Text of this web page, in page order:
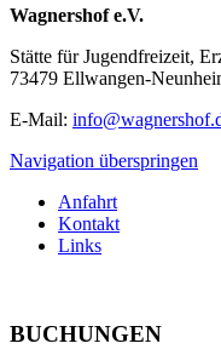
Wagnershof e.V.
Stätte für Jugendfreizeit,
73479 Ellwangen-
E-Mail:
Navigation überspringen
Anfahrt
Kontakt
Links
BUCHUNGEN